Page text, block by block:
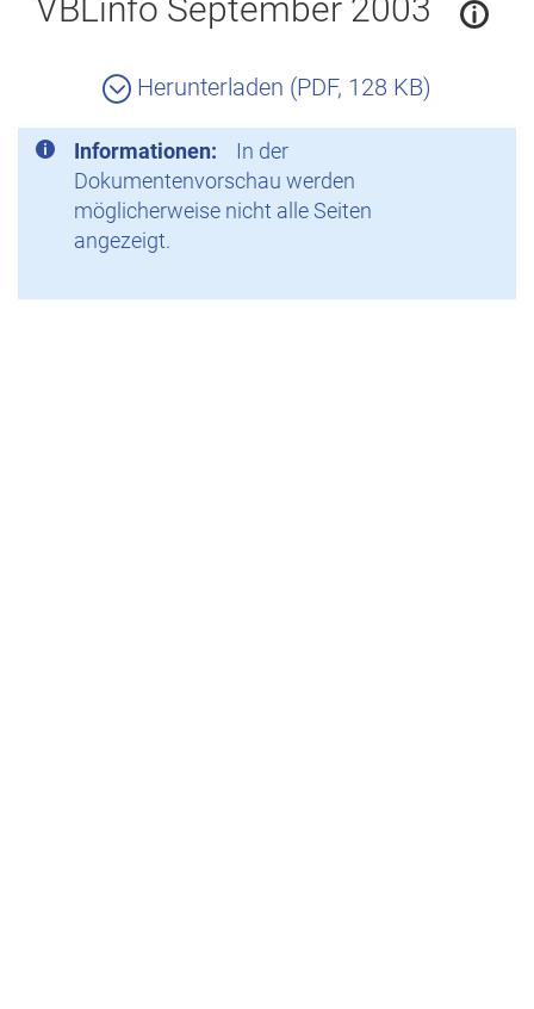
VBLinfo September 2003
Herunterladen (PDF, 128 KB)
Informationen:
In der
Dokumentenvorschau werden
möglicherweise nicht alle Seiten
angezeigt.